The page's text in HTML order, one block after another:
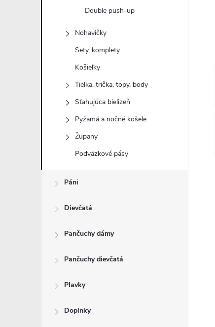
Double push-up
Nohavičky
Sety, komplety
Košieľky
Tielka, trička, topy, body
Sťahujúca bielizeň
Pyžamá a nočné košele
Župany
Podväzkové pásy
Páni
Dievčatá
Pančuchy dámy
Pančuchy dievčatá
Plavky
Doplnky